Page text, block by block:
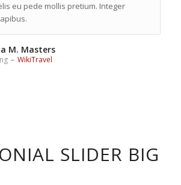
eu pede mollis pretium. Integer
M. Masters
– WikiTravel
SLIDER BIG